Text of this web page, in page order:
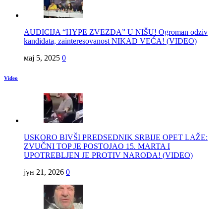
AUDICIJA “HYPE ZVEZDA” U NIŠU! Ogroman odziv
kandidata, zainteresovanost NIKAD VEĆA! (VIDEO)
мај 5, 2025 0
Video
USKORO BIVŠI PREDSEDNIK SRBIJE OPET LAŽE:
ZVUČNI TOP JE POSTOJAO 15. MARTA I
UPOTREBLJEN JE PROTIV NARODA! (VIDEO)
јун 21, 2026 0